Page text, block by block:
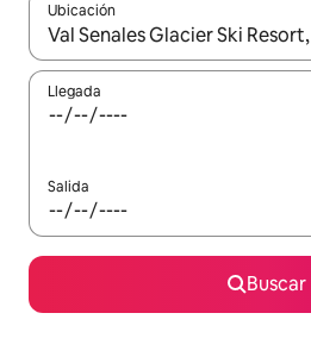
Ubicación
Cuando los resultados estén
Llegada
Salida
Buscar